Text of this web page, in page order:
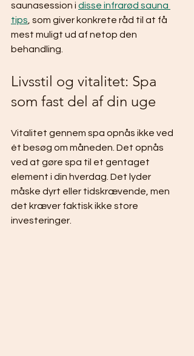
saunasession i disse infrarød sauna
tips , som giver konkrete råd til at få
mest muligt ud af netop den
behandling.
Livsstil og vitalitet: Spa
som fast del af din uge
Vitalitet gennem spa opnås ikke ved
ét besøg om måneden. Det opnås
ved at gøre spa til et gentaget
element i din hverdag. Det lyder
måske dyrt eller tidskrævende, men
det kræver faktisk ikke store
investeringer.